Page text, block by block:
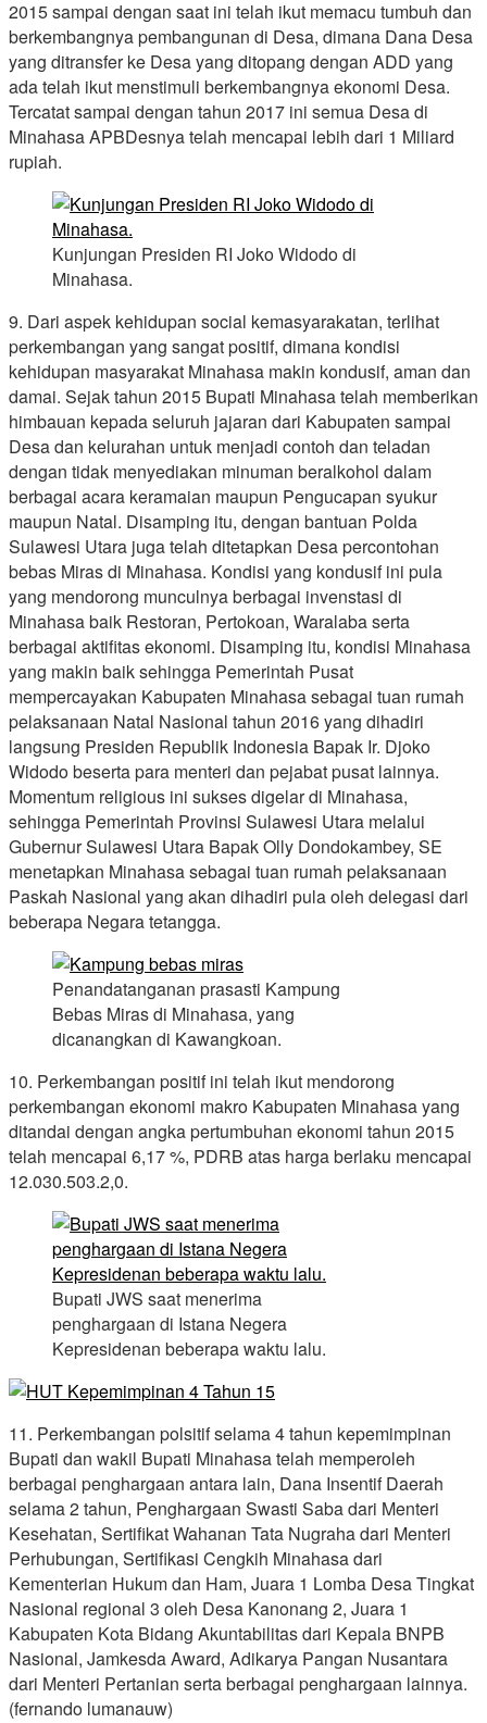
2015 sampai dengan saat ini telah ikut memacu tumbuh dan
berkembangnya pembangunan di Desa, dimana Dana Desa
yang ditransfer ke Desa yang ditopang dengan ADD yang
ada telah ikut menstimuli berkembangnya ekonomi Desa.
Tercatat sampai dengan tahun 2017 ini semua Desa di
Minahasa APBDesnya telah mencapai lebih dari 1 Miliard
rupiah.
Kunjungan Presiden RI Joko Widodo di
Minahasa.
9. Dari aspek kehidupan social kemasyarakatan, terlihat
perkembangan yang sangat positif, dimana kondisi
kehidupan masyarakat Minahasa makin kondusif, aman dan
damai. Sejak tahun 2015 Bupati Minahasa telah memberikan
himbauan kepada seluruh jajaran dari Kabupaten sampai
Desa dan kelurahan untuk menjadi contoh dan teladan
dengan tidak menyediakan minuman beralkohol dalam
berbagai acara keramaian maupun Pengucapan syukur
maupun Natal. Disamping itu, dengan bantuan Polda
Sulawesi Utara juga telah ditetapkan Desa percontohan
bebas Miras di Minahasa. Kondisi yang kondusif ini pula
yang mendorong munculnya berbagai invenstasi di
Minahasa baik Restoran, Pertokoan, Waralaba serta
berbagai aktifitas ekonomi. Disamping itu, kondisi Minahasa
yang makin baik sehingga Pemerintah Pusat
mempercayakan Kabupaten Minahasa sebagai tuan rumah
pelaksanaan Natal Nasional tahun 2016 yang dihadiri
langsung Presiden Republik Indonesia Bapak Ir. Djoko
Widodo beserta para menteri dan pejabat pusat lainnya.
Momentum religious ini sukses digelar di Minahasa,
sehingga Pemerintah Provinsi Sulawesi Utara melalui
Gubernur Sulawesi Utara Bapak Olly Dondokambey, SE
menetapkan Minahasa sebagai tuan rumah pelaksanaan
Paskah Nasional yang akan dihadiri pula oleh delegasi dari
beberapa Negara tetangga.
Penandatanganan prasasti Kampung
Bebas Miras di Minahasa, yang
dicanangkan di Kawangkoan.
10. Perkembangan positif ini telah ikut mendorong
perkembangan ekonomi makro Kabupaten Minahasa yang
ditandai dengan angka pertumbuhan ekonomi tahun 2015
telah mencapai 6,17 %, PDRB atas harga berlaku mencapai
12.030.503.2,0.
Bupati JWS saat menerima
penghargaan di Istana Negera
Kepresidenan beberapa waktu lalu.
11. Perkembangan polsitif selama 4 tahun kepemimpinan
Bupati dan wakil Bupati Minahasa telah memperoleh
berbagai penghargaan antara lain, Dana Insentif Daerah
selama 2 tahun, Penghargaan Swasti Saba dari Menteri
Kesehatan, Sertifikat Wahanan Tata Nugraha dari Menteri
Perhubungan, Sertifikasi Cengkih Minahasa dari
Kementerian Hukum dan Ham, Juara 1 Lomba Desa Tingkat
Nasional regional 3 oleh Desa Kanonang 2, Juara 1
Kabupaten Kota Bidang Akuntabilitas dari Kepala BNPB
Nasional, Jamkesda Award, Adikarya Pangan Nusantara
dari Menteri Pertanian serta berbagai penghargaan lainnya.
(fernando lumanauw)